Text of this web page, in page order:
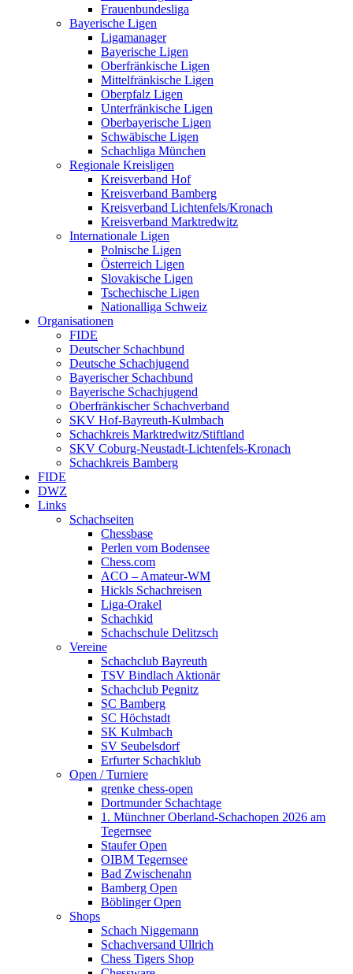
Frauenbundesliga
Bayerische Ligen
Ligamanager
Bayerische Ligen
Oberfränkische Ligen
Mittelfränkische Ligen
Oberpfalz Ligen
Unterfränkische Ligen
Oberbayerische Ligen
Schwäbische Ligen
Schachliga München
Regionale Kreisligen
Kreisverband Hof
Kreisverband Bamberg
Kreisverband Lichtenfels/Kronach
Kreisverband Marktredwitz
Internationale Ligen
Polnische Ligen
Österreich Ligen
Slovakische Ligen
Tschechische Ligen
Nationalliga Schweiz
Organisationen
FIDE
Deutscher Schachbund
Deutsche Schachjugend
Bayerischer Schachbund
Bayerische Schachjugend
Oberfränkischer Schachverband
SKV Hof-Bayreuth-Kulmbach
Schachkreis Marktredwitz/Stiftland
SKV Coburg-Neustadt-Lichtenfels-Kronach
Schachkreis Bamberg
FIDE
DWZ
Links
Schachseiten
Chessbase
Perlen vom Bodensee
Chess.com
ACO – Amateur-WM
Hickls Schachreisen
Liga-Orakel
Schachkid
Schachschule Delitzsch
Vereine
Schachclub Bayreuth
TSV Bindlach Aktionär
Schachclub Pegnitz
SC Bamberg
SC Höchstadt
SK Kulmbach
SV Seubelsdorf
Erfurter Schachklub
Open / Turniere
grenke chess-open
Dortmunder Schachtage
1. Münchner Oberland-Schachopen 2026 am
Tegernsee
Staufer Open
OIBM Tegernsee
Bad Zwischenahn
Bamberg Open
Böblinger Open
Shops
Schach Niggemann
Schachversand Ullrich
Chess Tigers Shop